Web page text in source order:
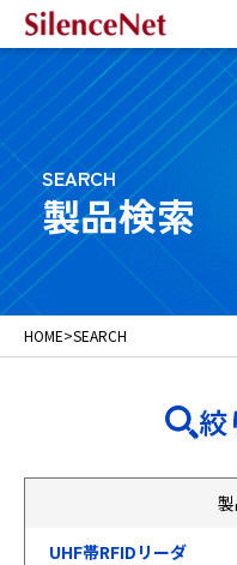
SEARCH
製品検索
HOME>SEARCH
絞
UHF帯RFIDリーダ